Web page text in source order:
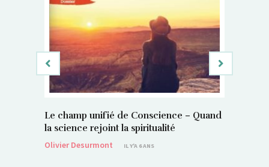
Le champ unifié de Conscience – Quand
la science rejoint la spiritualité
Olivier Desurmont
IL Y'A 6 ANS